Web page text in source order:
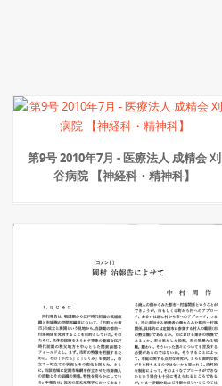
第9号 2010年7月 - 医療法人 成精会 刈
谷病院 【神経科・精神科】